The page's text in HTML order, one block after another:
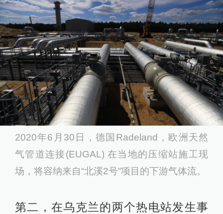
2020年6月30日，德国Radeland，欧洲天然
气管道连接(EUGAL) 在当地的压缩站施工现
场，将容纳来自“北溪2号”项目的下游气体流。
第二，在乌克兰的两个热电站发生事